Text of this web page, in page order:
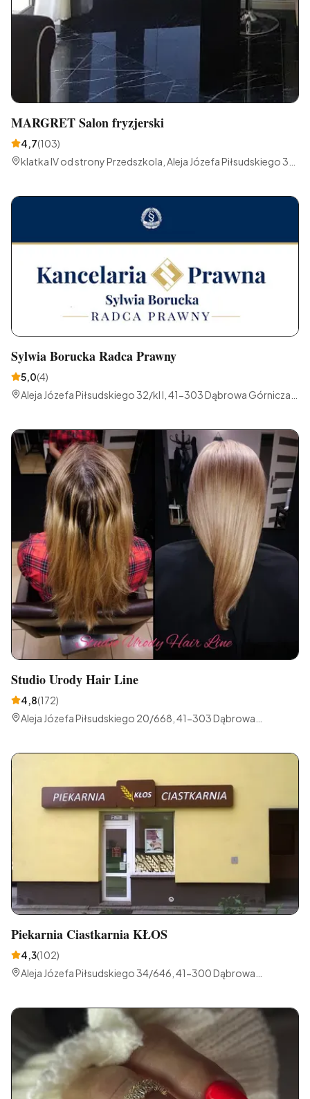
MARGRET Salon fryzjerski
4,7(103)
klatka IV od strony Przedszkola, Aleja Józefa Piłsudskiego 32,
Sylwia Borucka Radca Prawny
5,0(4)
Aleja Józefa Piłsudskiego 32/kl I, 41-303 Dąbrowa Górnicza,
Studio Urody Hair Line
4,8(172)
Aleja Józefa Piłsudskiego 20/668, 41-303 Dąbrowa
Piekarnia Ciastkarnia KŁOS
4,3(102)
Aleja Józefa Piłsudskiego 34/646, 41-300 Dąbrowa